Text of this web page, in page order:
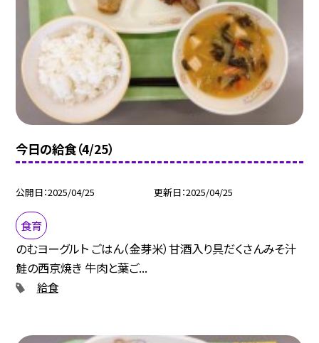
今日の給食（4/25）
公開日 2025/04/25 更新日 2025/04/25
食育
のむヨーグルト ごはん（金芽米）甘酒入り具だくさんみそ汁
鮭の西京焼き 牛肉と葉ご...
給食